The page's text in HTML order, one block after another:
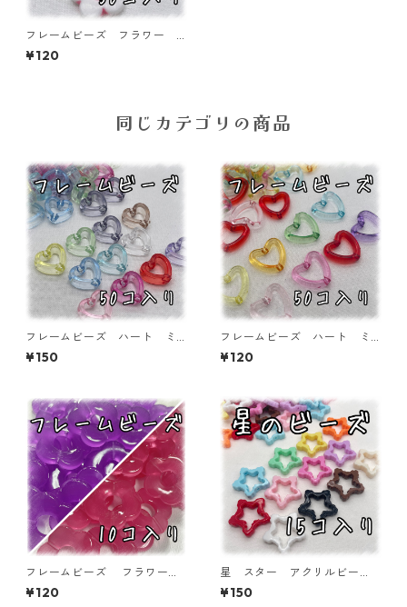
フレームビーズ フラワー
ミックス 50個入り【AB‐F
U13】
¥120
同じカテゴリの商品
フレームビーズ ハート ミ
ックス 50個入り【AB‐FU1
8】
¥150
フレームビーズ ハート ミ
ックス 50個入り【AB‐FU1
9】
¥120
フレームビーズ フラワー
各色 10個入り【AB‐FU】
¥120
星 スター アクリルビー
ズ フレーム ランダムミッ
クス 15個入り【AB‐STR-0
¥150